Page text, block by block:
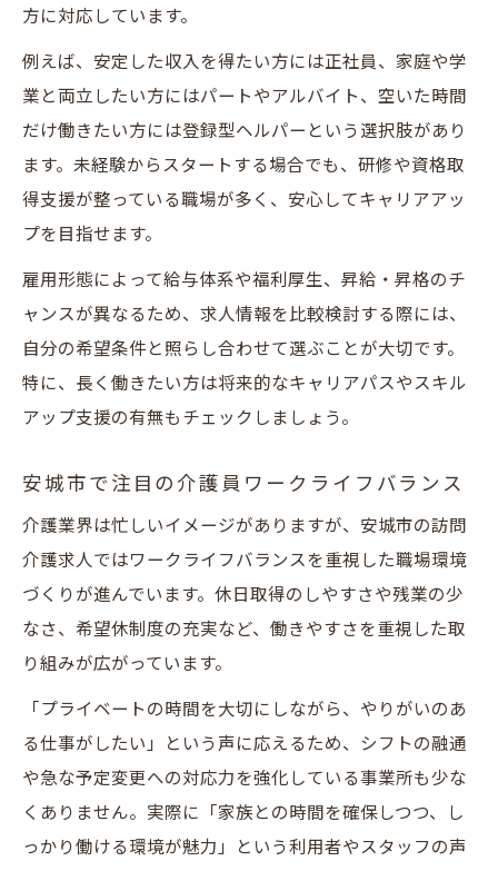
方に対応しています。
例えば、安定した収入を得たい方には正社員、家庭や学
業と両立したい方にはパートやアルバイト、空いた時間
だけ働きたい方には登録型ヘルパーという選択肢があり
ます。未経験からスタートする場合でも、研修や資格取
得支援が整っている職場が多く、安心してキャリアアッ
プを目指せます。
雇用形態によって給与体系や福利厚生、昇給・昇格のチ
ャンスが異なるため、求人情報を比較検討する際には、
自分の希望条件と照らし合わせて選ぶことが大切です。
特に、長く働きたい方は将来的なキャリアパスやスキル
アップ支援の有無もチェックしましょう。
安城市で注目の介護員ワークライフバランス
介護業界は忙しいイメージがありますが、安城市の訪問
介護求人ではワークライフバランスを重視した職場環境
づくりが進んでいます。休日取得のしやすさや残業の少
なさ、希望休制度の充実など、働きやすさを重視した取
り組みが広がっています。
「プライベートの時間を大切にしながら、やりがいのあ
る仕事がしたい」という声に応えるため、シフトの融通
や急な予定変更への対応力を強化している事業所も少な
くありません。実際に「家族との時間を確保しつつ、し
っかり働ける環境が魅力」という利用者やスタッフの声